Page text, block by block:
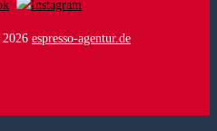
2026 espresso-agentur.de